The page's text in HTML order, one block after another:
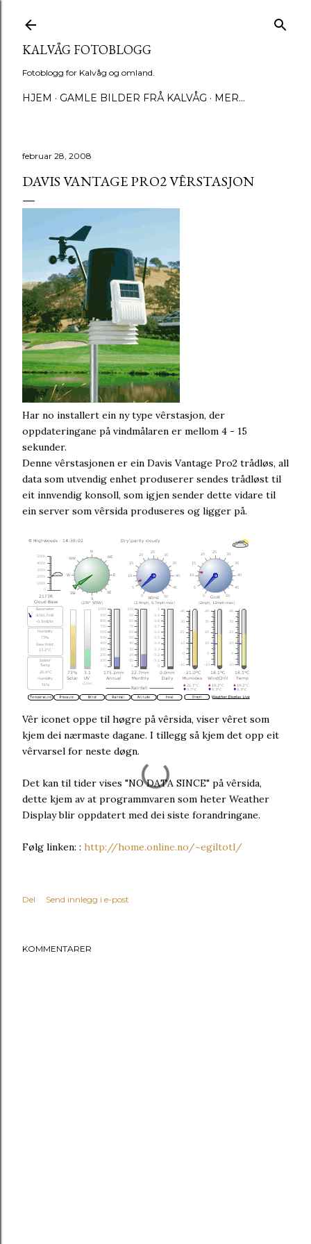
KALVÅG FOTOBLOGG
Fotoblogg for Kalvåg og omland.
HJEM GAMLE BILDER FRÅ KALVÅG MER…
februar 28, 2008
DAVIS VANTAGE PRO2 VÊRSTASJON
Har no installert ein ny type vêrstasjon, der
oppdateringane på vindmålaren er mellom 4 - 15
sekunder.
Denne vêrstasjonen er ein Davis Vantage Pro2 trådløs, all
data som utvendig enhet produserer sendes trådløst til
eit innvendig konsoll, som igjen sender dette vidare til
ein server som vêrsida produseres og ligger på.
Vêr iconet oppe til høgre på vêrsida, viser vêret som
kjem dei nærmaste dagane. I tillegg så kjem det opp eit
vêrvarsel for neste døgn.
Det kan til tider vises "NO DATA SINCE" på vêrsida,
dette kjem av at programmvaren som heter Weather
Display blir oppdatert med dei siste forandringane.
Følg linken: : http://home.online.no/~egiltotl/
Del Send innlegg i e-post
KOMMENTARER